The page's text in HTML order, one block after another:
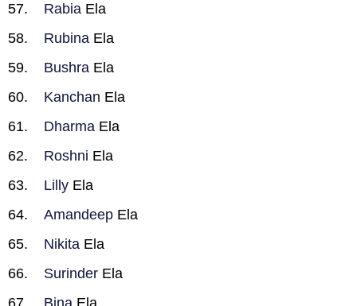
Rabia Ela
Rubina Ela
Bushra Ela
Kanchan Ela
Dharma Ela
Roshni Ela
Lilly Ela
Amandeep Ela
Nikita Ela
Surinder Ela
Bina Ela